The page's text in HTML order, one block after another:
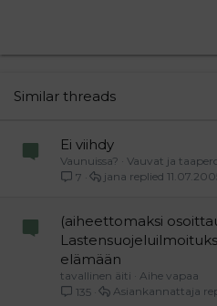
26
Similar threads
Ei viihdy
Vaunuissa?
Vauvat ja
7
jana
(aiheettomaksi
elämään
tavallinen äiti
Aihe vapaa
135
Asiankannattaja